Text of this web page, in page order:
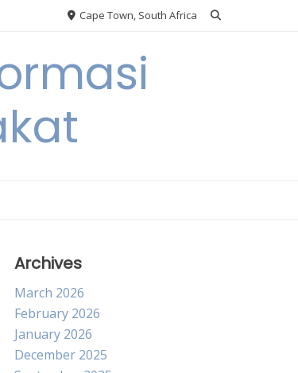
Cape Town, South Africa
Archives
March 2026
February 2026
January 2026
December 2025